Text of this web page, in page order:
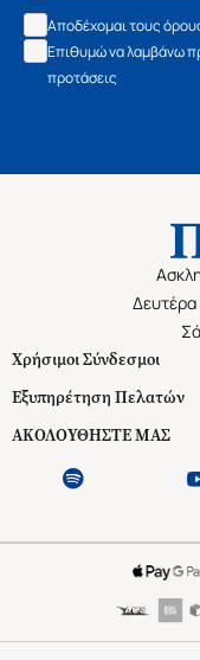
Αποδέχομαι τους
Επιθυμώ να λαμβάνω
προτάσεις
Χρήσιμοι Σύνδεσμοι
Εξυπηρέτηση Πελατών
ΑΚΟΛΟΥΘΗΣΤΕ ΜΑΣ